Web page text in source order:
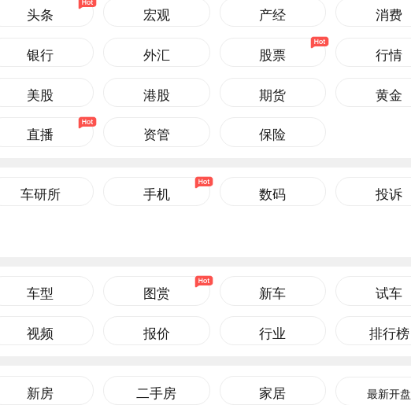
头条 宏观 产经 消费
银行 外汇 股票 行情
美股 港股 期货 黄金
直播 资管 保险
车研所 手机 数码 投诉
车型 图赏 新车 试车
视频 报价 行业 排行榜
新房 二手房 家居 最新开盘